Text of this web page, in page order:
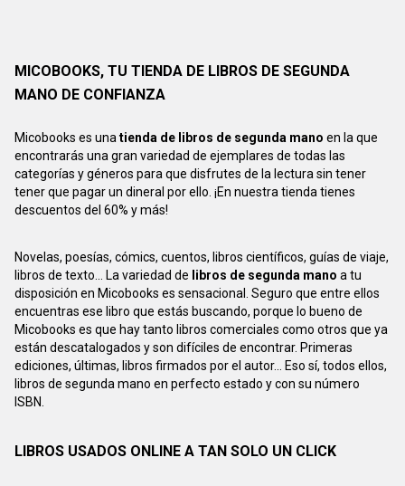
MICOBOOKS, TU TIENDA DE LIBROS DE SEGUNDA
MANO DE CONFIANZA
Micobooks es unatienda de libros de segunda mano en la que
encontrarás una gran variedad de ejemplares de todas las
categorías y géneros para que disfrutes de la lectura sin tener
tener que pagar un dineral por ello. ¡En nuestra tienda tienes
descuentos del 60% y más!
Novelas, poesías, cómics, cuentos, libros científicos, guías de viaje,
libros de texto... La variedad de libros de segunda mano a tu
disposición en Micobooks es sensacional. Seguro que entre ellos
encuentras ese libro que estás buscando, porque lo bueno de
Micobooks es que hay tanto libros comerciales como otros que ya
están descatalogados y son difíciles de encontrar. Primeras
ediciones, últimas, libros firmados por el autor... Eso sí, todos ellos,
libros de segunda mano en perfecto estado y con su número
ISBN.
LIBROS USADOS ONLINE A TAN SOLO UN CLICK